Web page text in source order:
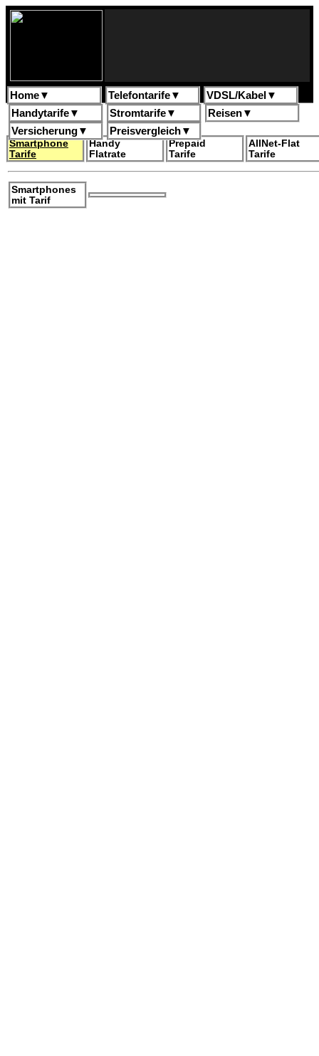
Home▼ Telefontarife▼ VDSL/Kabel▼
Handytarife▼ Stromtarife▼ Reisen▼
Versicherung▼ Preisvergleich▼
Smartphone
Tarife
Handy
Flatrate
Prepaid
Tarife
AllNet-Flat
Tarife
Smartphones
mit Tarif